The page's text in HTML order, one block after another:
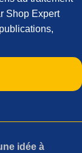
Shop Expert
idée à